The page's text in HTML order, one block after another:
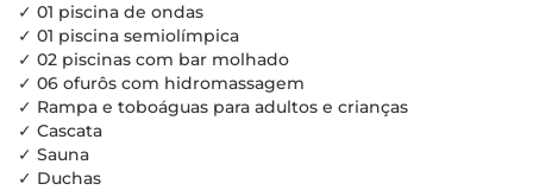
✓ 01 piscina de ondas
✓ 01 piscina semiolímpica
✓ 02 piscinas com bar molhado
✓ 06 ofurôs com hidromassagem
✓ Rampa e toboáguas para adultos e crianças
✓ Cascata
✓ Sauna
✓ Duchas